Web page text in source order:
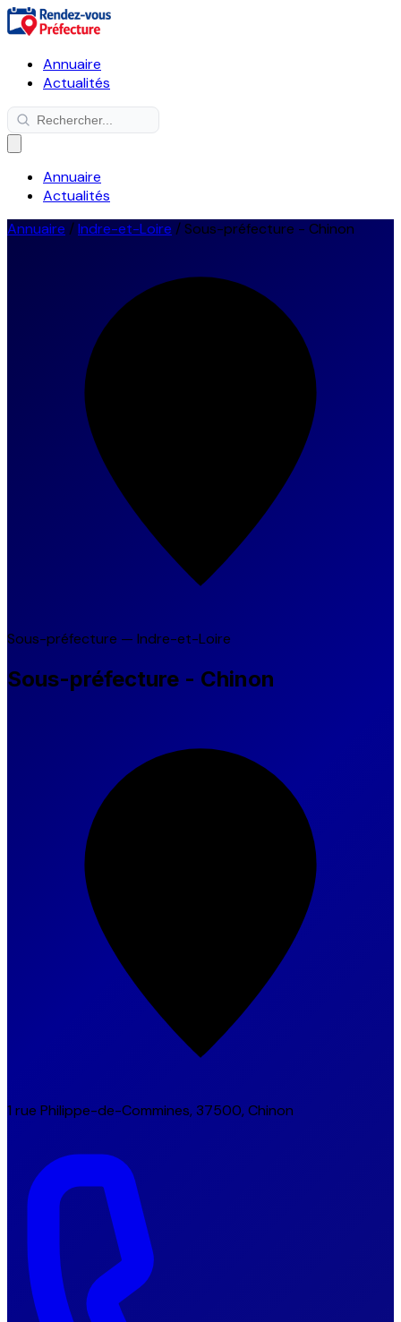
Annuaire
Actualités
Annuaire
Actualités
Annuaire /Indre-et-Loire / Sous-préfecture - Chinon
Sous-préfecture — Indre-et-Loire
Sous-préfecture - Chinon
1 rue Philippe-de-Commines, 37500, Chinon